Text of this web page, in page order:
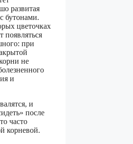
развитая
бутонами.
цветочках
появляться
при
не
и
и
после
часто
корневой.